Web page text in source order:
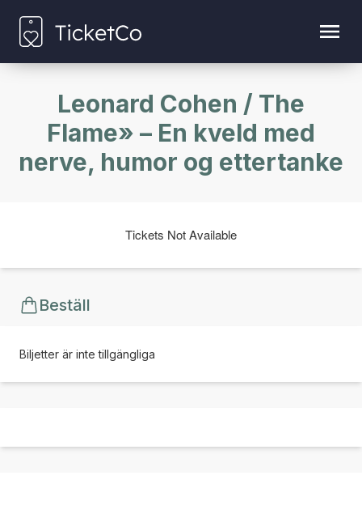
Leonard Cohen / The
Flame» – En kveld med
nerve, humor og ettertanke
Tickets Not Available
Beställ
Biljetter är inte tillgängliga